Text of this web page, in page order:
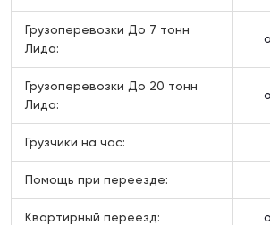
Грузоперевозки До 7 тонн
Лида:
Грузоперевозки До 20 тонн
Лида:
Грузчики на час:
Помощь при переезде:
Квартирный переезд: